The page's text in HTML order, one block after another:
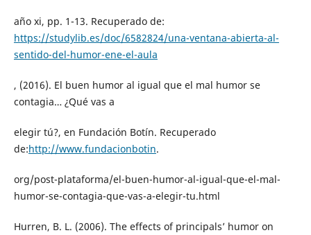
año xi, pp. 1-13. Recuperado de:
https://studylib.es/doc/6582824/una-ventana-abierta-al-
sentido-del-humor-ene-el-aula
, (2016). El buen humor al igual que el mal humor se
contagia… ¿Qué vas a
elegir tú?, en Fundación Botín. Recuperado
de:http://www.fundacionbotin.
org/post-plataforma/el-buen-humor-al-igual-que-el-mal-
humor-se-contagia-que-vas-a-elegir-tu.html
Hurren, B. L. (2006). The effects of principals’ humor on